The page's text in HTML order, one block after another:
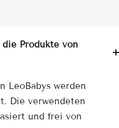
Produkte von
LeoBabys werden
Die verwendeten
und frei von